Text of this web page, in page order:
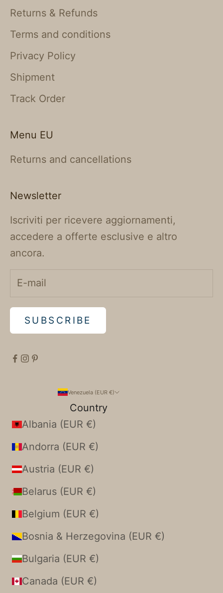
Returns & Refunds
Terms and conditions
Privacy Policy
Shipment
Track Order
Menu EU
Returns and cancellations
Newsletter
Iscriviti per ricevere aggiornamenti,
accedere a offerte esclusive e altro
ancora.
SUBSCRIBE
Venezuela (EUR €)
Country
Albania (EUR €)
Andorra (EUR €)
Austria (EUR €)
Belarus (EUR €)
Belgium (EUR €)
Bosnia & Herzegovina (EUR €)
Bulgaria (EUR €)
Canada (EUR €)